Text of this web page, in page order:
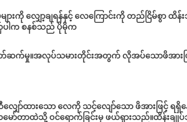
းကို လျှော့ချရန်နှင့် လေကြောင်းကို တည်ငြိမ်စွာ ထိန်
လှပါက စနစ်သည် ပိုမိုက
တ်ဆက်မှု။အလုပ်သမားတိုင်းအတွက် လိုအပ်သောဖိအား
လျှော်ထားသော လေကို သင့်လျော်သော ဖိအားဖြ
ေမော်တာထဲသို့ ဝင်ရောက်ခြင်းမှ ဖယ်ရှားသည်။ထိ